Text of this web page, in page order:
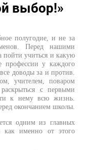
выбор!»
полугодие, и не за
Перед нашими
пойти учиться и какую
профессии у каждого
доводы за и против.
учителем, поваром
с первыми
к нему всю жизнь.
окончанием школы.
одним из главных
как именно от этого